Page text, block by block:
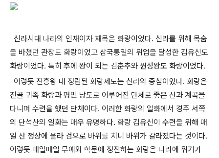
신라시대 나라의 인재이자 재목은 화랑이었다. 신라를 위해 목숨
을 바쳤던 관창도 화랑이었고 삼국통일의 위업을 달성한 김유신도
화랑이었다. 특히 후에 왕이 되는 김춘추와 원성왕도 화랑이었다.
이렇듯 진흥왕 대 정립된 화랑제도는 신라의 중심이었다. 화랑은
진골 귀족 화랑과 평민 낭도로 이루어진 단체로 좋은 산과 계곡을
다니며 수련을 했던 단체이다. 이러한 화랑의 일화에서 경주 서쪽
의 단석산의 일화는 매우 유명하다. 화랑 김유신이 수련을 위해 매
일 산 정상에 올라 검으로 바위를 치니 바위가 갈라졌다는 것이다.
이렇듯 매일매일 무예와 학문에 정진하는 화랑은 나라에 위기가